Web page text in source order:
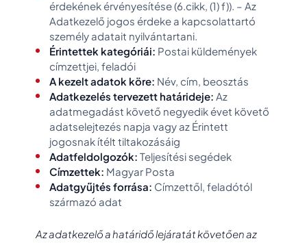
érdekének érvényesítése (6.cikk, (1) f)). – Az
Adatkezelő jogos érdeke a kapcsolattartó
személy adatait nyilvántartani.
Érintettek kategóriái: Postai küldemények
címzettjei, feladói
A kezelt adatok köre: Név, cím, beosztás
Adatkezelés tervezett határideje: Az
adatmegadást követő negyedik évet követő
adatselejtezés napja vagy az Érintett
jogosnak ítélt tiltakozásáig
Adatfeldolgozók: Teljesítési segédek
Címzettek: Magyar Posta
Adatgyűjtés forrása: Címzettől, feladótól
származó adat
Az adatkezelő a határidő lejáratát követően az